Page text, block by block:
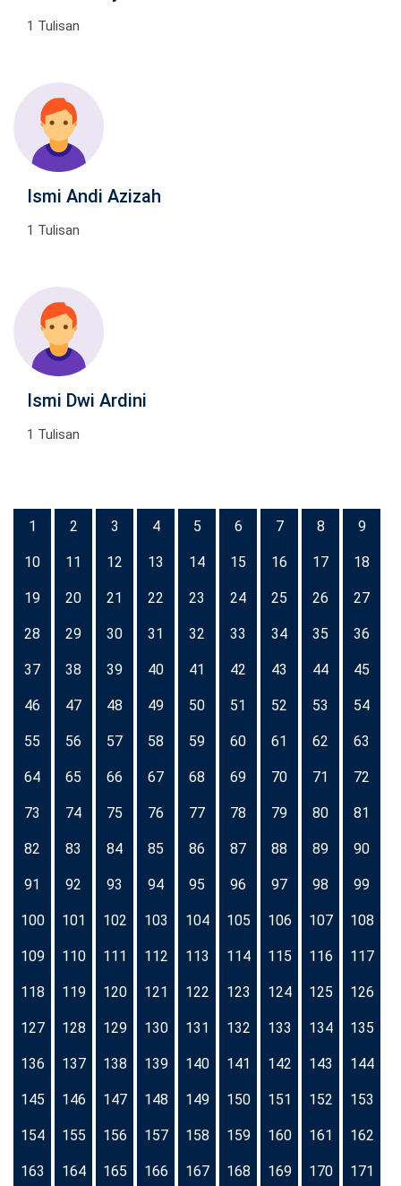
1 Tulisan
Ismi Andi Azizah
1 Tulisan
Ismi Dwi Ardini
1 Tulisan
1 2 3 4 5 6 7 8 9
10 11 12 13 14 15 16 17 18
19 20 21 22 23 24 25 26 27
28 29 30 31 32 33 34 35 36
37 38 39 40 41 42 43 44 45
46 47 48 49 50 51 52 53 54
55 56 57 58 59 60 61 62 63
64 65 66 67 68 69 70 71 72
73 74 75 76 77 78 79 80 81
82 83 84 85 86 87 88 89 90
91 92 93 94 95 96 97 98 99
100 101 102 103 104 105 106 107 108
109 110 111 112 113 114 115 116 117
118 119 120 121 122 123 124 125 126
127 128 129 130 131 132 133 134 135
136 137 138 139 140 141 142 143 144
145 146 147 148 149 150 151 152 153
154 155 156 157 158 159 160 161 162
163 164 165 166 167 168 169 170 171